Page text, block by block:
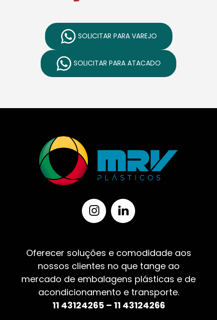
SOLICITAR PARA VAREJO
SOLICITAR PARA ATACADO
Oferecer soluções e comodidade aos
nossos clientes no que tange ao
mercado de embalagens plásticas e de
acondicionamento e transporte.
11 43124265 – 11 43124266